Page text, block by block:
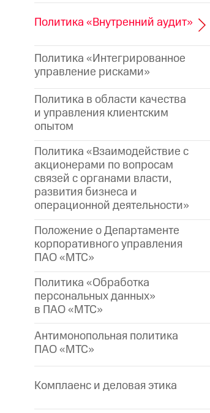
Политика «Внутренний аудит»
Политика «Интегрированное
управление рисками»
Политика в области качества
и управления клиентским
опытом
Политика «Взаимодействие с
акционерами по вопросам
связей с органами власти,
развития бизнеса и
операционной деятельности»
Положение о Департаменте
корпоративного управления
ПАО «МТС»
Политика «Обработка
персональных данных»
в ПАО «МТС»
Антимонопольная политика
ПАО «МТС»
Комплаенс и деловая этика